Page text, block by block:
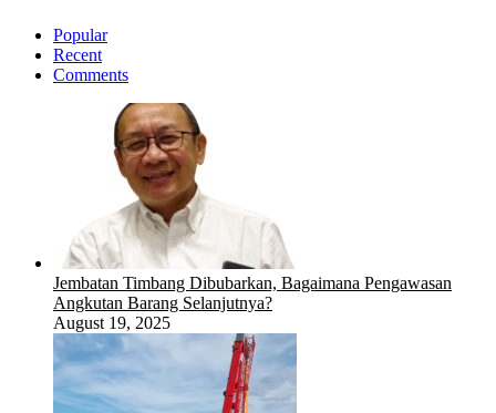
Popular
Recent
Comments
Jembatan Timbang Dibubarkan, Bagaimana Pengawasan
Angkutan Barang Selanjutnya?
August 19, 2025